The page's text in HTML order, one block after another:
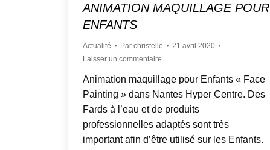
ANIMATION MAQUILLAGE POUR
ENFANTS
Actualité Par christelle
21 avril 2020
Laisser un commentaire
Animation maquillage pour Enfants « Face
Painting » dans Nantes Hyper Centre. Des
Fards à l’eau et de produits
professionnelles adaptés sont très
important afin d’être utilisé sur les Enfants.